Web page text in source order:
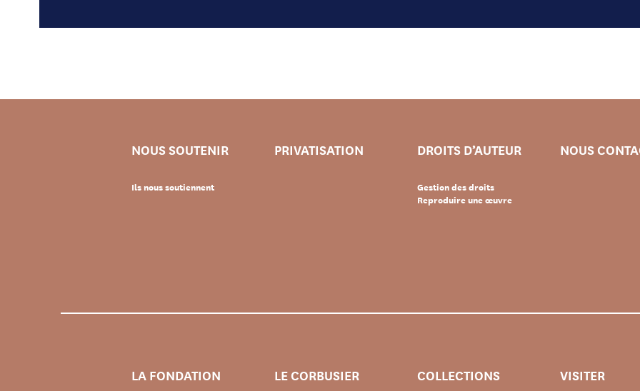
NOUS SOUTENIR
Ils nous soutiennent
PRIVATISATION DROITS D’AUTEUR
Gestion des droits
Reproduire une œuvre
NOUS
LA FONDATION LE CORBUSIER COLLECTIONS VISITER